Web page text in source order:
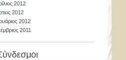
2012
2012
2012
2011